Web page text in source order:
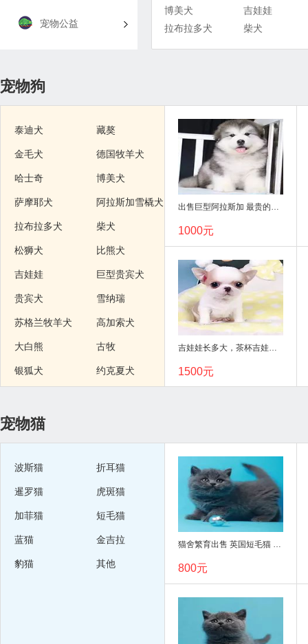
宠物公益
博美犬
吉娃娃
拉布拉多犬
柴犬
宠物狗
泰迪犬 藏獒
金毛犬 德国牧羊犬
哈士奇 博美犬
萨摩耶犬 阿拉斯加雪橇犬
拉布拉多犬 柴犬
松狮犬 比熊犬
吉娃娃 巨型贵宾犬
贵宾犬 雪纳瑞
苏格兰牧羊犬 高加索犬
大白熊 古牧
银狐犬 约克夏犬
喜乐蒂犬
柯基犬 马尔济斯
边牧 斗牛犬
小鹿犬 杜宾
比特 冠毛犬
西高地 京巴
腊肠犬 牛头梗
出售巨型阿拉斯加 最贵的阿拉斯加多少钱
1000元
吉娃娃长多大，茶杯吉娃娃，吉娃娃图片，吉娃娃好养吗
1500元
宠物猫
波斯猫 折耳猫
暹罗猫 虎斑猫
加菲猫 短毛猫
蓝猫 金吉拉
豹猫 其他
猫舍繁育出售 英国短毛猫 蓝猫 蓝白 全国飞
800元